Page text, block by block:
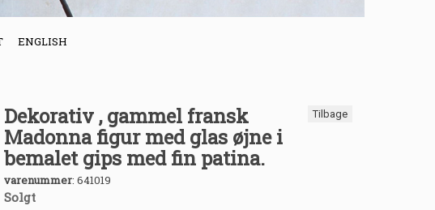
ENGLISH
Tilbage
Dekorativ , gammel fransk
Madonna figur med glas øjne i
bemalet gips med fin patina.
varenummer: 641019
Solgt